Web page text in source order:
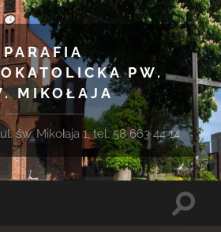
PARAFIA
PW.
MIKOŁAJA
św. Mikołaja 1, tel. 58 663 44 14
Toggle